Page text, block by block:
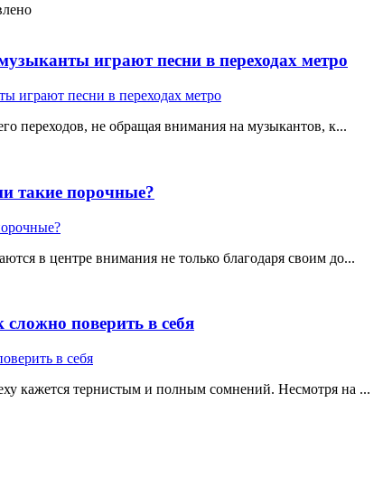
играют песни в переходах метро
переходов, не обращая внимания на музыкантов, к...
такие порочные?
в центре внимания не только благодаря своим до...
поверить в себя
кажется тернистым и полным сомнений. Несмотря на ...